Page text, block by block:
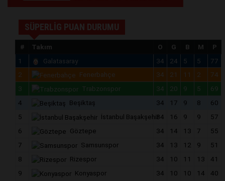
SÜPERLİG PUAN DURUMU
# Takım O G B M
P
1
Galatasaray 34 24 5 5
77
2
Fenerbahçe 34 21 11 2
74
3
Trabzonspor 34 20 9 5
69
4
Beşiktaş 34 17 9 8
60
5
İstanbul Başakşehir34 16 9 9
57
6
Göztepe 34 14 13 7
55
7
Samsunspor 34 13 12 9
51
8
Rizespor 34 10 11 13
41
9
Konyaspor 34 10 10 14
40